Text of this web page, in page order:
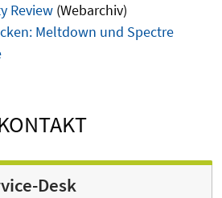
Review(Webarchiv)
Meltdown und Spectre
Desk